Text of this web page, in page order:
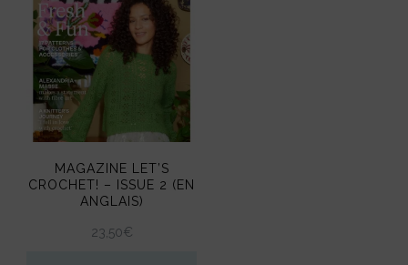
MAGAZINE LET’S
CROCHET! – ISSUE 2 (EN
ANGLAIS)
23,50€